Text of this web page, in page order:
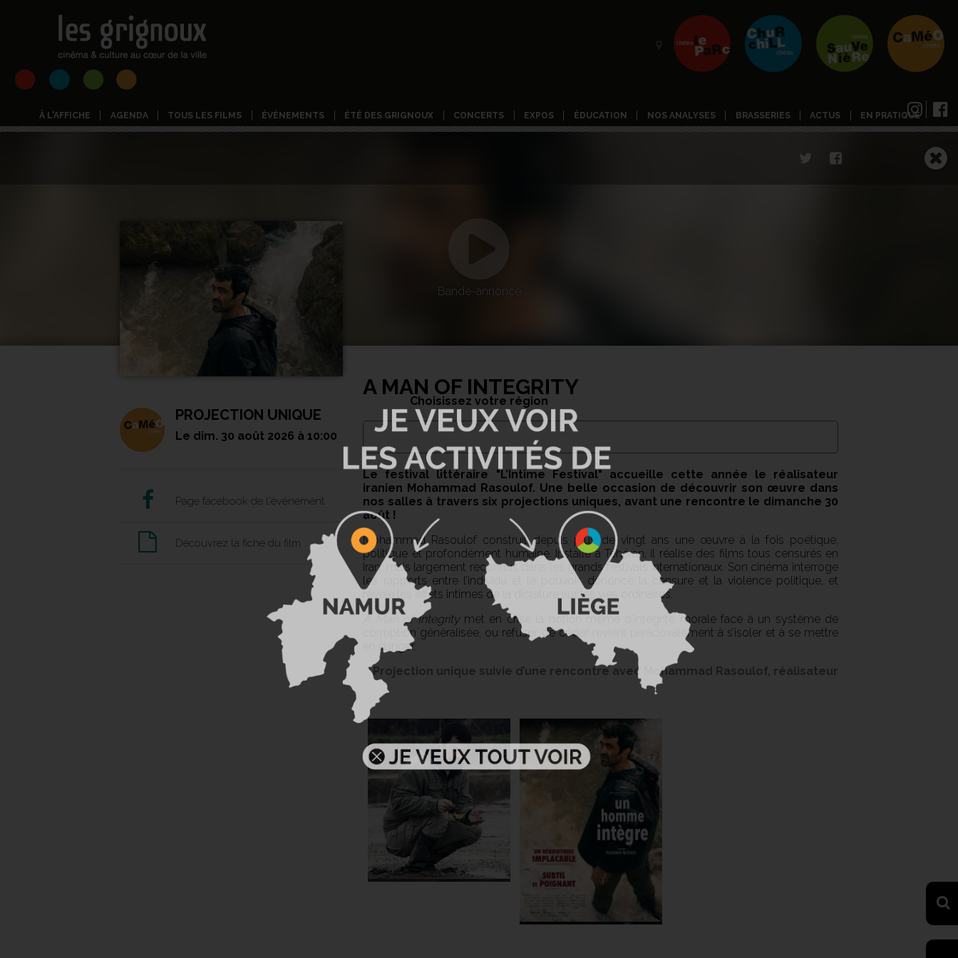
À L'AFFICHE AGENDA TOUS LES FILMS ÉVÉNEMENTS ÉTÉ DES GRIGNOUX CONCERTS EXPOS ÉDUCATION NOS ANALYSES BRASSERIES ACTUS EN PRATIQUE
Bande-annonce
PROJECTION UNIQUE
Le dim. 30 août 2026 à 10:00
Page facebook de l'événement
Découvrez la fiche du film
A MAN OF INTEGRITY
Le festival littéraire "L’Intime Festival" accueille cette année le réalisateur
iranien Mohammad Rasoulof. Une belle occasion de découvrir son œuvre dans
nos salles à travers six projections uniques, avant une rencontre le dimanche 30
août !
Mohammad Rasoulof construit depuis plus de vingt ans une œuvre à la fois poétique,
politique et profondément humaine. Installé à Téhéran, il réalise des films tous censurés en
Iran, mais largement reconnus dans les grands festivals internationaux. Son cinéma interroge
les rapports entre l’individu et le pouvoir, dénonce la censure et la violence politique, et
révèle les effets intimes de la dictature sur les vies ordinaires.
A Man of Integritymet en crise la notion même d’intégrité morale face à un système de
corruption généralisée, ou refuser de céder revient paradoxalement à s’isoler et à se mettre
en danger.
Projection unique suivie d’une rencontre avec Mohammad Rasoulof, réalisateur
Choisissez votre région